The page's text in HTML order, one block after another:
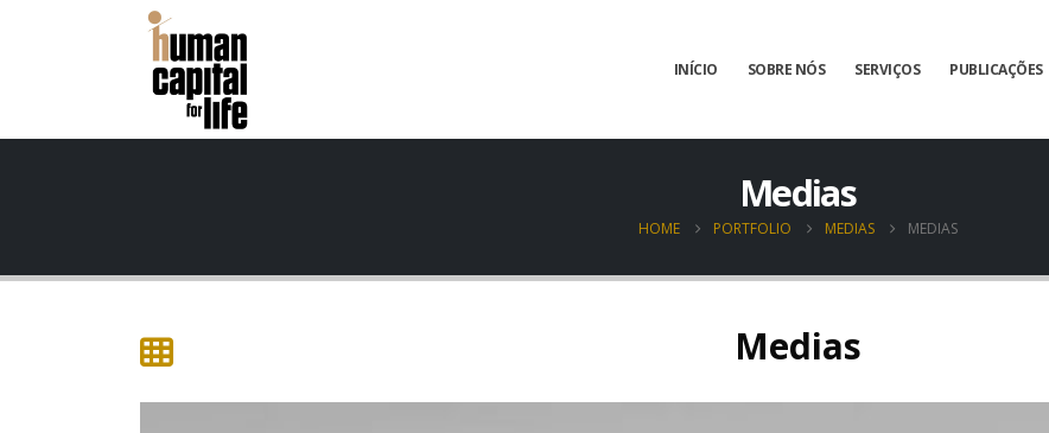
INÍCIO SOBRE NÓS SERVIÇOS PUBLICAÇÕES
Medias
HOME PORTFOLIO MEDIAS MEDIAS
Medias